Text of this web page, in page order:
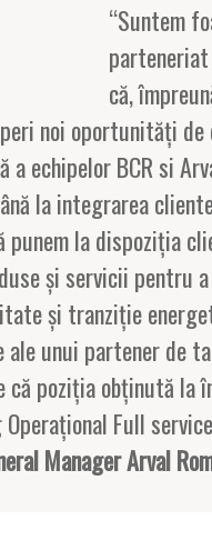
“Suntem
că,
noi oportunități
a echipelor BCR si
la integrarea
punem la dispoziția
și servicii pentru
și tranziție
unui partener de
poziția obținută la
Full
Manager Arval